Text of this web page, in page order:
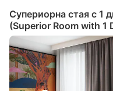
Супериорна стая с 1
(Superior Room with 1